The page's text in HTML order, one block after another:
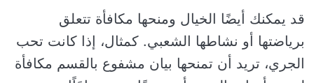
قد يمكنك أيضًا الخيال ومنحها مكافأة تتعلق
برياضتها أو نشاطها الشعبي. كمثال، إذا كانت تحب
الجري، تريد أن تمنحها بيان مشفوع بالقسم مكافأة